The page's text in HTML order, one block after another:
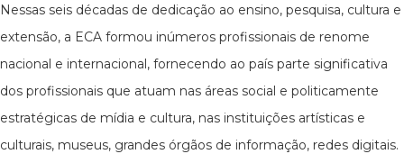
Nessas seis décadas de dedicação ao ensino, pesquisa, cultura e
extensão, a ECA formou inúmeros profissionais de renome
nacional e internacional, fornecendo ao país parte significativa
dos profissionais que atuam nas áreas social e politicamente
estratégicas de mídia e cultura, nas instituições artísticas e
culturais, museus, grandes órgãos de informação, redes digitais.